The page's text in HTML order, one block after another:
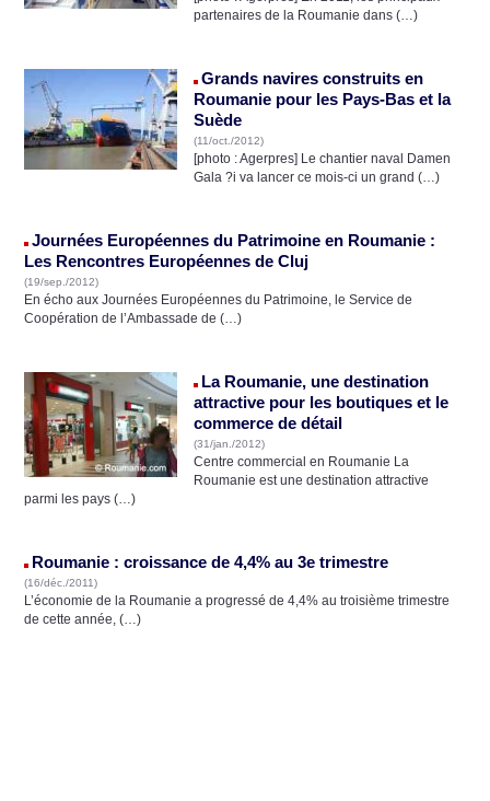
partenaires de la Roumanie dans (…)
Grands navires construits en
Roumanie pour les Pays-Bas et la
Suède
(11/oct./2012)
[photo : Agerpres] Le chantier naval Damen
Gala ?i va lancer ce mois-ci un grand (…)
Journées Européennes du Patrimoine en Roumanie :
Les Rencontres Européennes de Cluj
(19/sep./2012)
En écho aux Journées Européennes du Patrimoine, le Service de
Coopération de l’Ambassade de (…)
La Roumanie, une destination
attractive pour les boutiques et le
commerce de détail
(31/jan./2012)
Centre commercial en Roumanie La
Roumanie est une destination attractive
parmi les pays (…)
Roumanie : croissance de 4,4% au 3e trimestre
(16/déc./2011)
L’économie de la Roumanie a progressé de 4,4% au troisième trimestre
de cette année, (…)